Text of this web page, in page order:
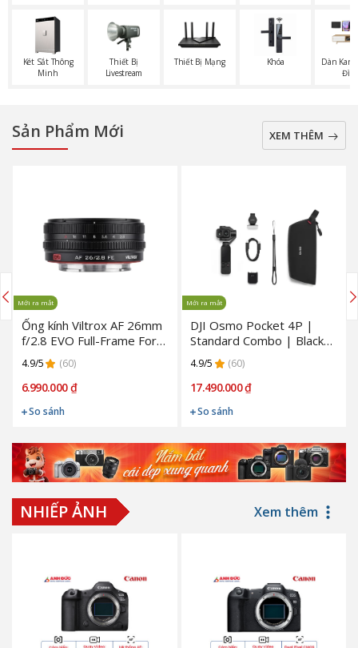
Két Sắt Thông
Minh
Thiết Bị
Livestream
Thiết Bị Mạng Khóa
Dàn
Sản Phẩm Mới XEM THÊM
Mới ra mắt
Ống kính Viltrox AF 26mm
f/2.8 EVO Full-Frame For
Sony FE (Chính hãng)
4.9/5 (60)
6.990.000 ₫
So sánh
Mới ra mắt
DJI Osmo Pocket 4P |
Standard Combo | Black
(Chính hãng)
4.9/5 (60)
17.490.000 ₫
So sánh
NHIẾP ẢNH Xem thêm